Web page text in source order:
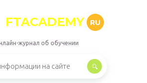
FTACADEMY RU
журнал об обучении